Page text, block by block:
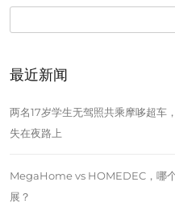
最近新闻
两名17岁学生无驾照共乘摩哆超车
失在夜路上
MegaHome vs HOMEDEC，哪
展？